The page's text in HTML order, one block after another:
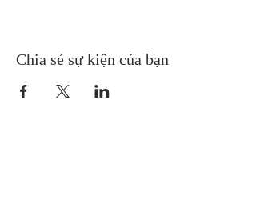
Chia sẻ sự kiện của bạn